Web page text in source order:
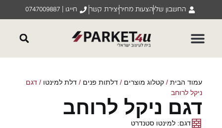
החשבון שליהצעות מחיריצירת קשר חייגו | 0747009887
עמוד הבית/קטלוג מוצרים/דלתות פנים/ דלת למינטו / דגם
ניקל לרוחב
דגם ניקל לרוחב
דגם: למינטו סטנדרט